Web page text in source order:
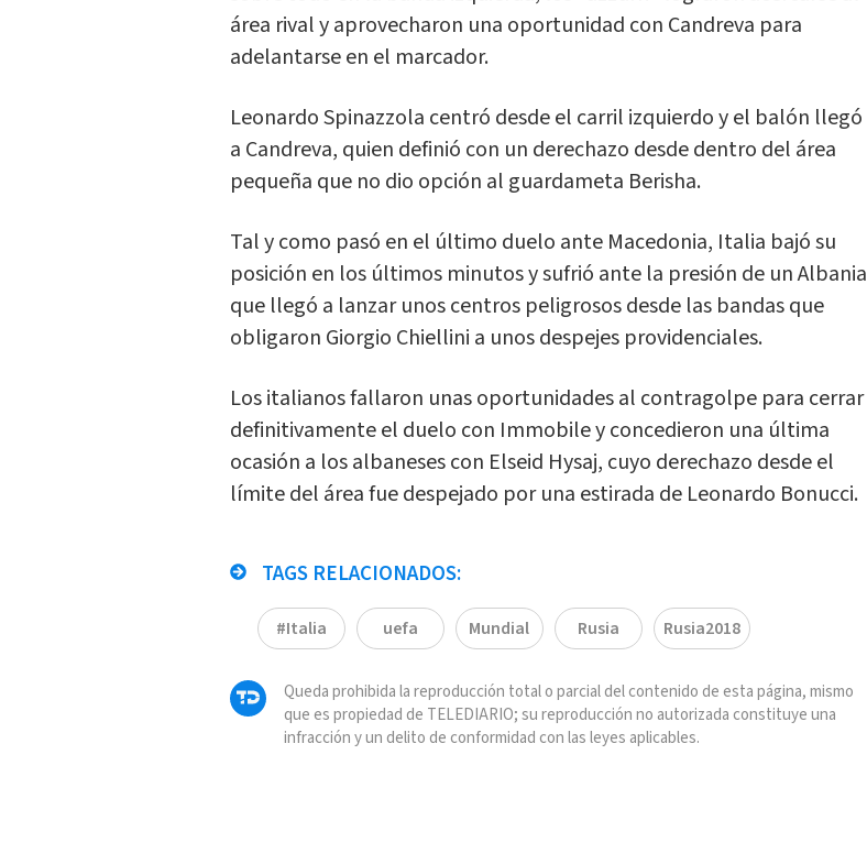
área rival y aprovecharon una oportunidad con Candreva para
adelantarse en el marcador.
Leonardo Spinazzola centró desde el carril izquierdo y el balón llegó
a Candreva, quien definió con un derechazo desde dentro del área
pequeña que no dio opción al guardameta Berisha.
Tal y como pasó en el último duelo ante Macedonia, Italia bajó su
posición en los últimos minutos y sufrió ante la presión de un Albania
que llegó a lanzar unos centros peligrosos desde las bandas que
obligaron Giorgio Chiellini a unos despejes providenciales.
Los italianos fallaron unas oportunidades al contragolpe para cerrar
definitivamente el duelo con Immobile y concedieron una última
ocasión a los albaneses con Elseid Hysaj, cuyo derechazo desde el
límite del área fue despejado por una estirada de Leonardo Bonucci.
TAGS RELACIONADOS:
#Italia uefa Mundial Rusia Rusia2018
Queda prohibida la reproducción total o parcial del contenido de esta página, mismo
que es propiedad de TELEDIARIO; su reproducción no autorizada constituye una
infracción y un delito de conformidad con las leyes aplicables.